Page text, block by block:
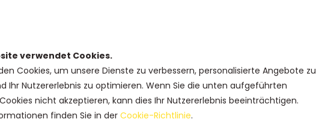
verwendet Cookies.
Cookies, um unsere Dienste zu verbessern, personalisierte Angebote zu
Ihr Nutzererlebnis zu optimieren. Wenn Sie die unten aufgeführten
nicht akzeptieren, kann dies Ihr Nutzererlebnis beeinträchtigen.
finden Sie in der Cookie-Richtlinie.
12PT-NW-PAPIER